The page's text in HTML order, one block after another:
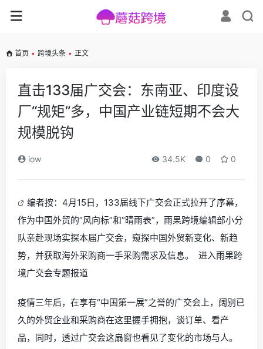
首页 • 跨境头条 • 正文
直击133届广交会：东南亚、印度设
厂“规矩”多，中国产业链短期不会大
规模脱钩
iow 34.5K 0 0
编者按：4月15日，133届线下广交会正式拉开了序幕，
作为中国外贸的“风向标”和“晴雨表”，雨果跨境编辑部小分
队亲赴现场实探本届广交会，窥探中国外贸新变化、新趋
势，并获取海外采购商一手采购需求及信息。 进入雨果跨
境广交会专题报道
疫情三年后，在享有“中国第一展”之誉的广交会上，阔别已
久的外贸企业和采购商在这里握手拥抱，谈订单、看产
品，同时，透过广交会这扇窗也看见了变化的市场与人。